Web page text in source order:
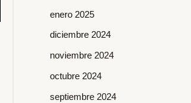
enero 2025
diciembre 2024
noviembre 2024
octubre 2024
septiembre 2024